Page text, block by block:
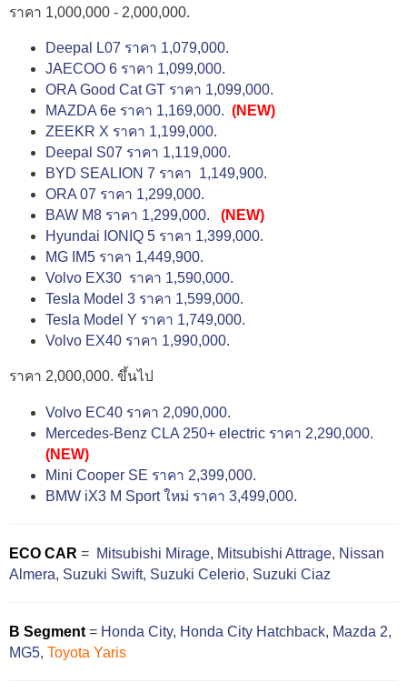
ราคา 1,000,000 - 2,000,000.
Deepal L07 ราคา 1,079,000.
JAECOO 6 ราคา 1,099,000.
ORA Good Cat GT ราคา 1,099,000.
MAZDA 6e ราคา 1,169,000. (NEW)
ZEEKR X ราคา 1,199,000.
Deepal S07 ราคา 1,119,000.
BYD SEALION 7 ราคา 1,149,900.
ORA 07 ราคา 1,299,000.
BAW M8 ราคา 1,299,000.
(NEW)
Hyundai IONIQ 5 ราคา 1,399,000.
MG IM5 ราคา 1,449,900.
Volvo EX30 ราคา 1,590,000.
Tesla Model 3 ราคา 1,599,000.
Tesla Model Y ราคา 1,749,000.
Volvo EX40 ราคา 1,990,000.
ราคา 2,000,000. ขึ้นไป
Volvo EC40 ราคา 2,090,000.
Mercedes-Benz CLA 250+ electric ราคา 2,290,000.
(NEW)
Mini Cooper SE ราคา 2,399,000.
BMW iX3 M Sport ใหม่ ราคา 3,499,000.
ECO CAR = Mitsubishi Mirage, Mitsubishi Attrage, Nissan
Almera, Suzuki Swift, Suzuki Celerio, Suzuki Ciaz
B Segment = Honda City, Honda City Hatchback, Mazda 2,
MG5, Toyota Yaris